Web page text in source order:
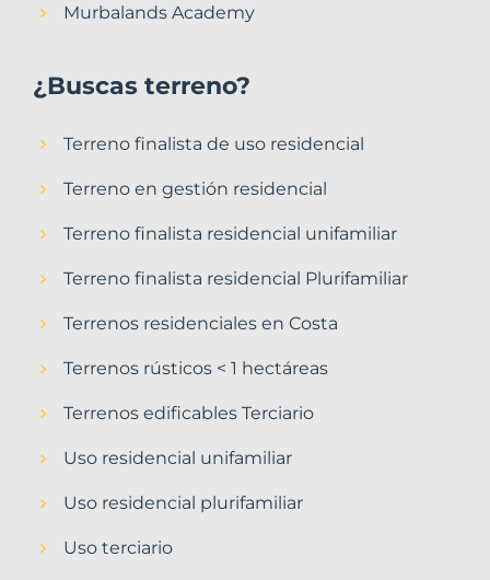
Murbalands Academy
¿Buscas terreno?
Terreno finalista de uso residencial
Terreno en gestión residencial
Terreno finalista residencial unifamiliar
Terreno finalista residencial Plurifamiliar
Terrenos residenciales en Costa
Terrenos rústicos < 1 hectáreas
Terrenos edificables Terciario
Uso residencial unifamiliar
Uso residencial plurifamiliar
Uso terciario